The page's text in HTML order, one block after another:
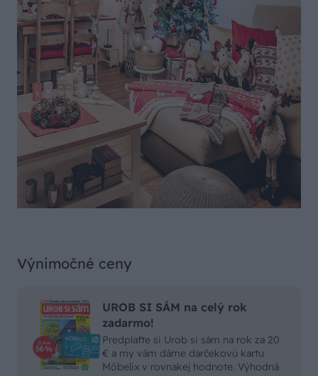
Výnimočné ceny
UROB SI SÁM na celý rok
zadarmo!
Predplaťte si Urob si sám na rok za 20
€ a my vám dáme darčekovú kartu
Möbelix v rovnakej hodnote. Výhodná